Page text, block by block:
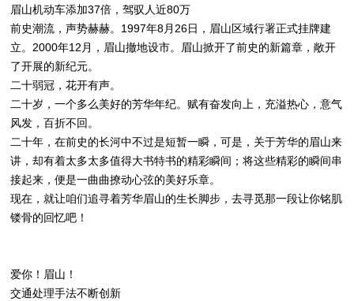
眉山机动车添加37倍，驾驭人近80万
前史潮流，声势赫赫。1997年8月26日，眉山区域行署正式挂牌建
立。2000年12月，眉山撤地设市。眉山掀开了前史的新篇章，敞开
了开展的新纪元。
二十弱冠，花开有声。
二十岁，一个多么美好的芳华年纪。赋有奋发向上，充溢热心，意气
风发，百折不回。
二十年，在前史的长河中不过是短暂一瞬，可是，关于芳华的眉山来
讲，却有着太多太多值得大书特书的精彩瞬间；将这些精彩的瞬间串
接起来，便是一曲曲撩动心弦的美好乐章。
现在，就让咱们追寻着芳华眉山的生长脚步，去寻觅那一段让你铭肌
镂骨的回忆吧！
爱你！眉山！
交通处理手法不断创新